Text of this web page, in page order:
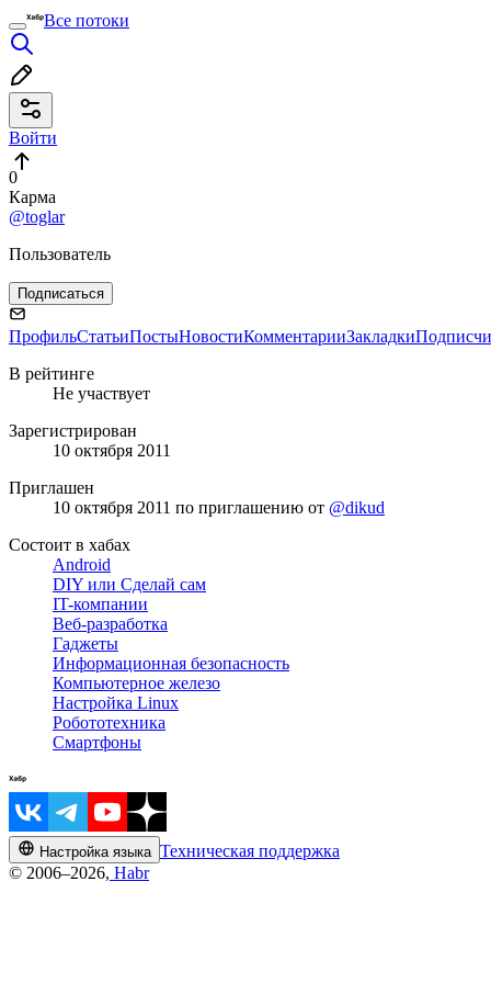
Все потоки
Войти
0
Карма
@toglar
Пользователь
Подписаться
ПрофильСтатьиПостыНовостиКомментарииЗакладки
В рейтинге
Не участвует
Зарегистрирован
10 октября 2011
Приглашен
10 октября 2011 по приглашению от @dikud
Состоит в хабах
Android
DIY или Сделай сам
IT-компании
Веб-разработка
Гаджеты
Информационная безопасность
Компьютерное железо
Настройка Linux
Робототехника
Смартфоны
Настройка языка Техническая поддержка
© 2006–2026, Habr